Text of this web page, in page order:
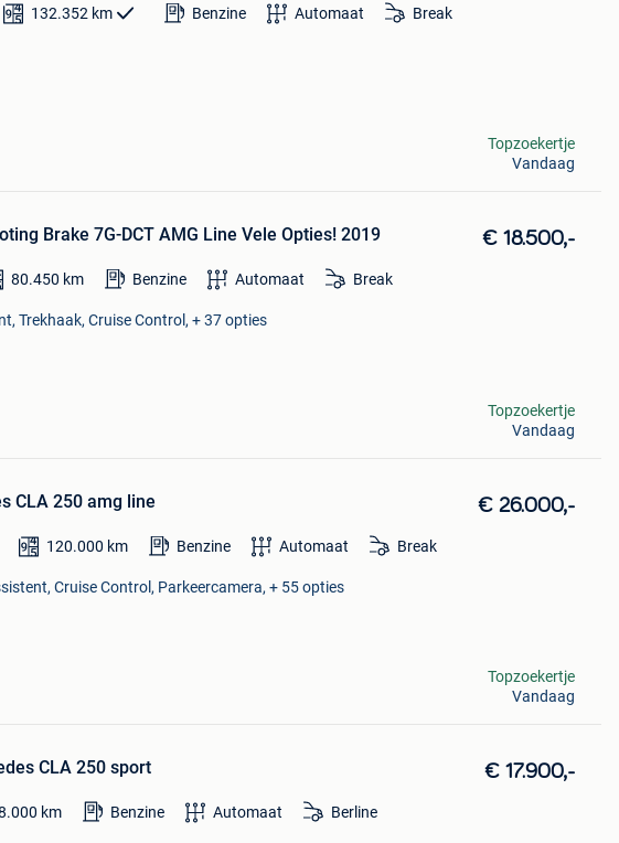
132.352 km Benzine Automaat Break
Topzoekertje
Vandaag
Brake 7G-DCT AMG Line Vele Opties! 2019 € 18.500,-
80.450 km Benzine Automaat Break
Trekhaak, Cruise Control, + 37 opties
Topzoekertje
Vandaag
CLA 250 amg line € 26.000,-
120.000 km Benzine Automaat Break
Cruise Control, Parkeercamera, + 55 opties
Topzoekertje
Vandaag
CLA 250 sport € 17.900,-
km Benzine Automaat Berline